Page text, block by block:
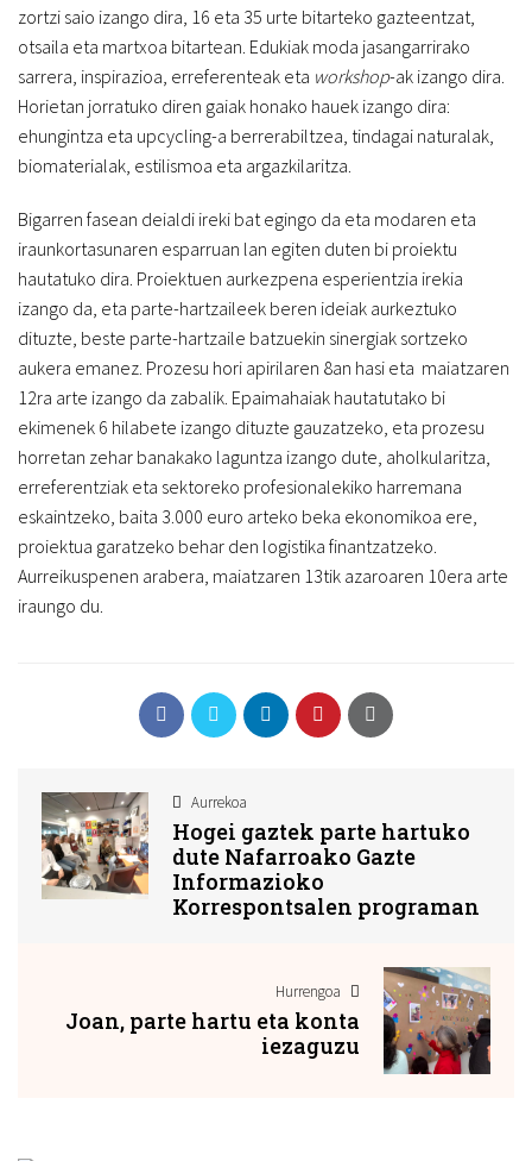
zortzi saio izango dira, 16 eta 35 urte bitarteko gazteentzat,
otsaila eta martxoa bitartean. Edukiak moda jasangarrirako
sarrera, inspirazioa, erreferenteak eta workshop-ak izango dira.
Horietan jorratuko diren gaiak honako hauek izango dira:
ehungintza eta upcycling-a berrerabiltzea, tindagai naturalak,
biomaterialak, estilismoa eta argazkilaritza.
Bigarren fasean deialdi ireki bat egingo da eta modaren eta
iraunkortasunaren esparruan lan egiten duten bi proiektu
hautatuko dira. Proiektuen aurkezpena esperientzia irekia
izango da, eta parte-hartzaileek beren ideiak aurkeztuko
dituzte, beste parte-hartzaile batzuekin sinergiak sortzeko
aukera emanez. Prozesu hori apirilaren 8an hasi eta maiatzaren
12ra arte izango da zabalik. Epaimahaiak hautatutako bi
ekimenek 6 hilabete izango dituzte gauzatzeko, eta prozesu
horretan zehar banakako laguntza izango dute, aholkularitza,
erreferentziak eta sektoreko profesionalekiko harremana
eskaintzeko, baita 3.000 euro arteko beka ekonomikoa ere,
proiektua garatzeko behar den logistika finantzatzeko.
Aurreikuspenen arabera, maiatzaren 13tik azaroaren 10era arte
iraungo du.
Aurrekoa
Hogei gaztek parte hartuko
dute Nafarroako Gazte
Informazioko
Korrespontsalen programan
Hurrengoa
Joan, parte hartu eta konta
iezaguzu